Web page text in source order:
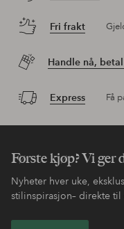
Fri frakt
Handle nå,
Express Få
Første kjøp? Vi ger
Nyheter hver uke,
stilinspirasjon– direkte til